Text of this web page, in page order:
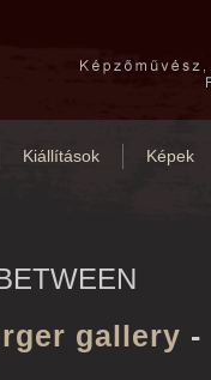
Kiállítások Képek
gallery -